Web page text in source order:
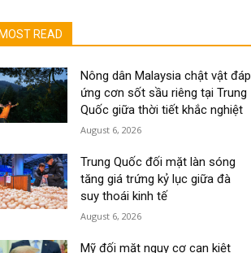
MOST READ
Nông dân Malaysia chật vật đáp
ứng cơn sốt sầu riêng tại Trung
Quốc giữa thời tiết khắc nghiệt
August 6, 2026
Trung Quốc đối mặt làn sóng
tăng giá trứng kỷ lục giữa đà
suy thoái kinh tế
August 6, 2026
Mỹ đối mặt nguy cơ cạn kiệt